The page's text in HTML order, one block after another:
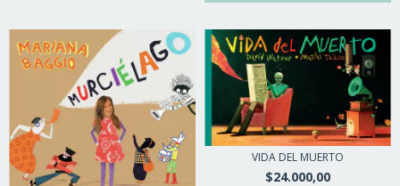
VIDA DEL MUERTO
$24.000,00